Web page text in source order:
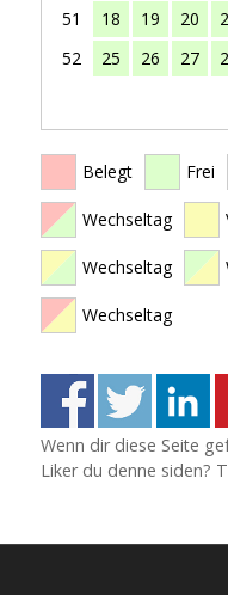
51
18 19 20
52
25 26 27
Belegt Frei
Wechseltag
Wechseltag
Wechseltag
Wenn dir diese Seite
Liker du denne siden?